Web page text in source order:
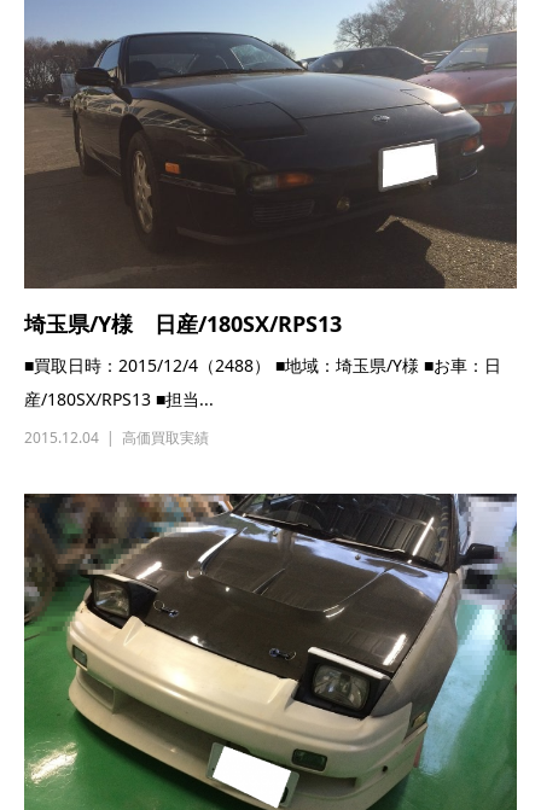
埼玉県/Y様 日産/180SX/RPS13
■買取日時：2015/12/4（2488） ■地域：埼玉県/Y様 ■お車：日
産/180SX/RPS13 ■担当...
2015.12.04 高価買取実績